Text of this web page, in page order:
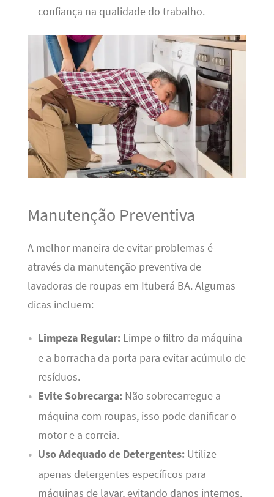
confiança na qualidade do trabalho.
Manutenção Preventiva
A melhor maneira de evitar problemas é
através da manutenção preventiva de
lavadoras de roupas em Ituberá BA. Algumas
dicas incluem:
Limpeza Regular:Limpe o filtro da máquina
e a borracha da porta para evitar acúmulo de
resíduos.
Evite Sobrecarga:Não sobrecarregue a
máquina com roupas, isso pode danificar o
motor e a correia.
Uso Adequado de Detergentes:Utilize
apenas detergentes específicos para
máquinas de lavar, evitando danos internos.